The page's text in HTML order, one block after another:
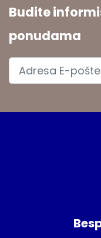
Budite
ponudama